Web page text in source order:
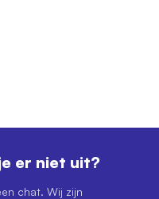
er niet uit?
chat. Wij zijn